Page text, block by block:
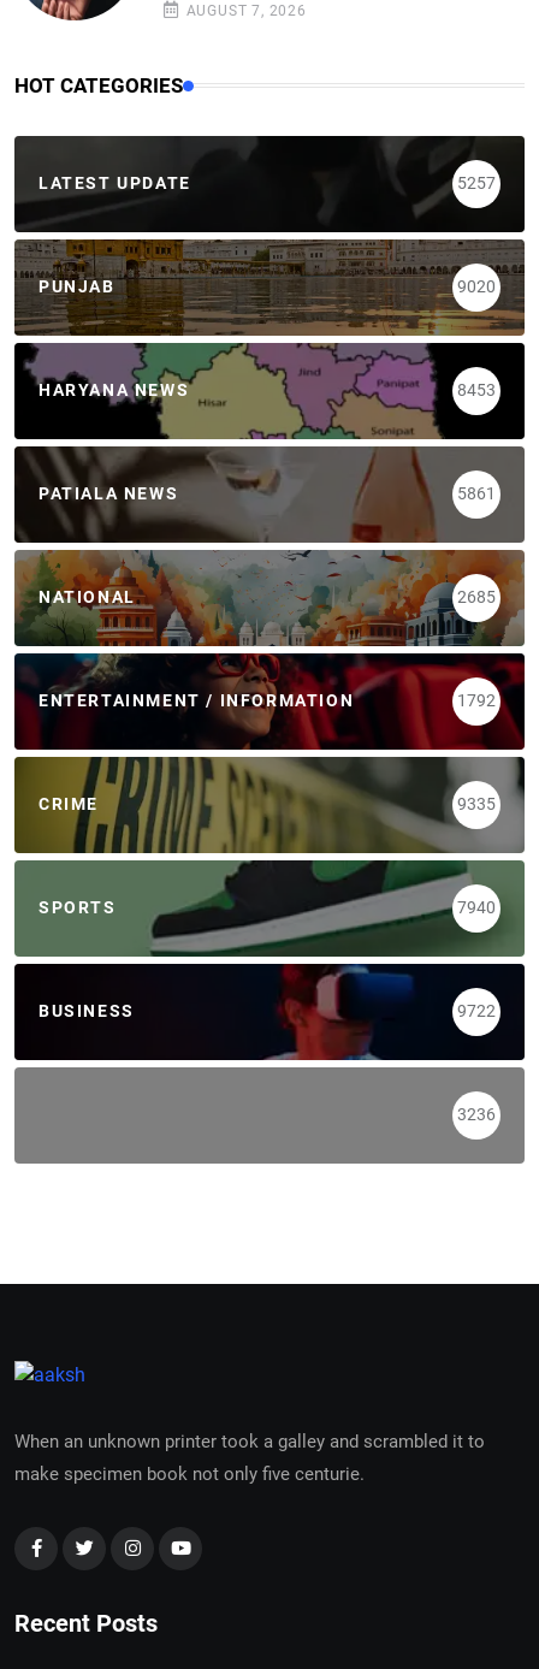
AUGUST 7, 2026
HOT CATEGORIES
LATEST UPDATE 5257
PUNJAB 9020
HARYANA NEWS 8453
PATIALA NEWS 5861
NATIONAL 2685
ENTERTAINMENT / INFORMATION 1792
CRIME 9335
SPORTS 7940
BUSINESS 9722
3236
When an unknown printer took a galley and scrambled it to
make specimen book not only five centurie.
Recent Posts